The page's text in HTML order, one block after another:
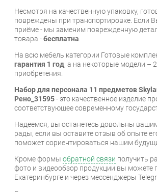
Несмотря на качественную упаковку,
повреждены при транспортировке. Если
приёме - мы заменим поврежденную
товара -бесплатна.
На всю мебель категории Готовые
гарантия 1 год, а на некоторые модели –
приобретения.
Набор для персонала 11 предметов
Рено_31595- это качественное изделие
соответствующее современному
Надеемся, вы останетесь довольны
рады, если вы оставите отзыв об опыте
поможет сориентироваться нашим
Кроме формы обратной связи получить
фото и видеообзор продукции вы можете
Екатеринбурге и через мессенджеры